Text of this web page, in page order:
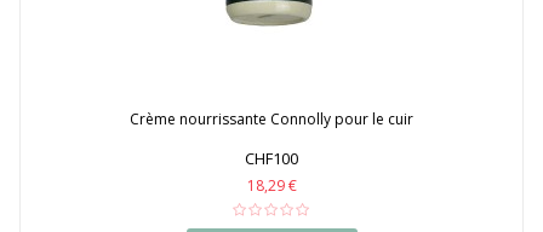
Crème nourrissante Connolly pour le cuir
CHF100
18,29 €